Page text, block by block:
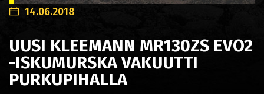
14.06.2018
UUSI KLEEMANN MR130ZS EVO2
-ISKUMURSKA VAKUUTTI
PURKUPIHALLA